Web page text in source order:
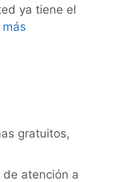
ya tiene el
más
gratuitos,
de atención a